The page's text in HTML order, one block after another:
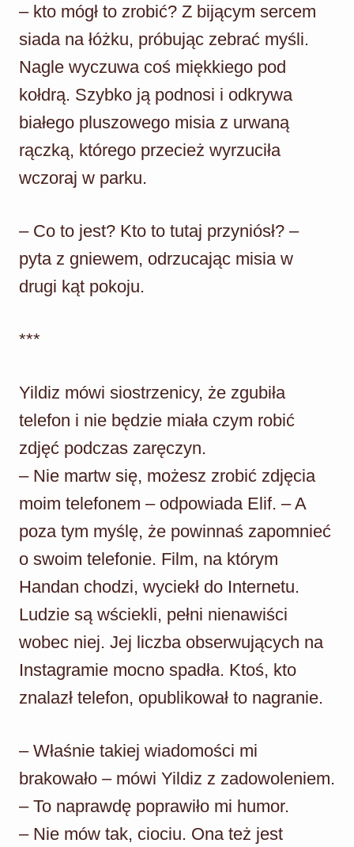
– kto mógł to zrobić? Z bijącym sercem
siada na łóżku, próbując zebrać myśli.
Nagle wyczuwa coś miękkiego pod
kołdrą. Szybko ją podnosi i odkrywa
białego pluszowego misia z urwaną
rączką, którego przecież wyrzuciła
wczoraj w parku.
– Co to jest? Kto to tutaj przyniósł? –
pyta z gniewem, odrzucając misia w
drugi kąt pokoju.
***
Yildiz mówi siostrzenicy, że zgubiła
telefon i nie będzie miała czym robić
zdjęć podczas zaręczyn.
– Nie martw się, możesz zrobić zdjęcia
moim telefonem – odpowiada Elif. – A
poza tym myślę, że powinnaś zapomnieć
o swoim telefonie. Film, na którym
Handan chodzi, wyciekł do Internetu.
Ludzie są wściekli, pełni nienawiści
wobec niej. Jej liczba obserwujących na
Instagramie mocno spadła. Ktoś, kto
znalazł telefon, opublikował to nagranie.
– Właśnie takiej wiadomości mi
brakowało – mówi Yildiz z zadowoleniem.
– To naprawdę poprawiło mi humor.
– Nie mów tak, ciociu. Ona też jest